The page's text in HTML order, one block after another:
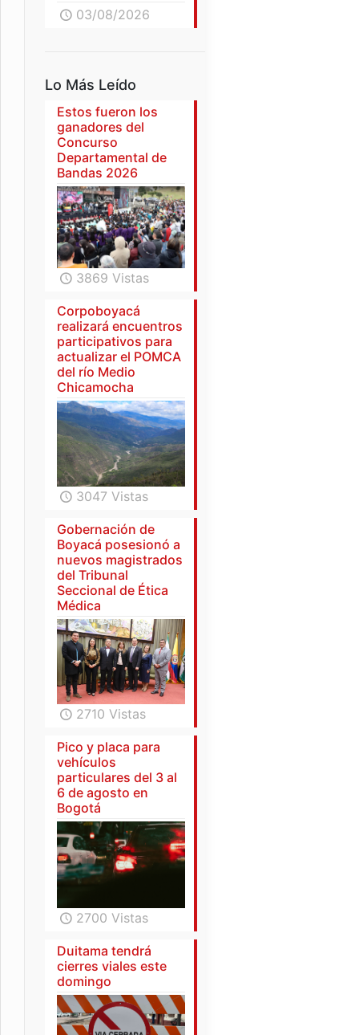
03/08/2026
Lo Más Leído
Estos fueron los
ganadores del
Concurso
Departamental de
Bandas 2026
3869 Vistas
Corpoboyacá
realizará encuentros
participativos para
actualizar el POMCA
del río Medio
Chicamocha
3047 Vistas
Gobernación de
Boyacá posesionó a
nuevos magistrados
del Tribunal
Seccional de Ética
Médica
2710 Vistas
Pico y placa para
vehículos
particulares del 3 al
6 de agosto en
Bogotá
2700 Vistas
Duitama tendrá
cierres viales este
domingo